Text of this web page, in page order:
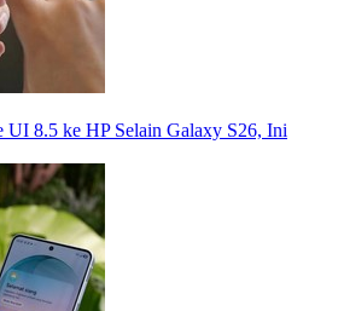
UI 8.5 ke HP Selain Galaxy S26, Ini